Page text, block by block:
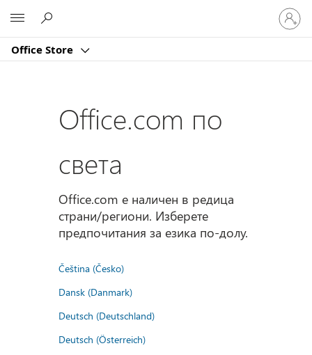
Office Store
Влезте
във
вашия
Office.com по
света
Office.com е наличен в редица
страни/региони. Изберете
предпочитания за езика по-долу.
Čeština (Česko)
Dansk (Danmark)
Deutsch (Deutschland)
Deutsch (Österreich)